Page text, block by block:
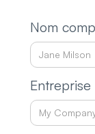
Nom
Entreprise